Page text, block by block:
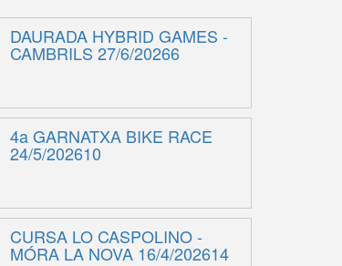
DAURADA HYBRID GAMES -
CAMBRILS 27/6/20266
4a GARNATXA BIKE RACE
24/5/202610
CURSA LO CASPOLINO -
MÓRA LA NOVA 16/4/202614